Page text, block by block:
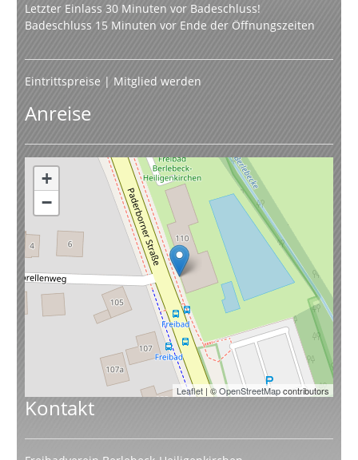
Letzter Einlass 30 Minuten vor Badeschluss!
Badeschluss 15 Minuten vor Ende der Öffnungszeiten
Eintrittspreise | Mitglied werden
Anreise
+
−
Leaflet | ©OpenStreetMapcontributors
Kontakt